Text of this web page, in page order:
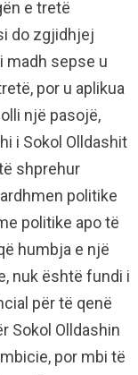
e tretë
do zgjidhjej
madh sepse u
por u aplikua
një pasojë,
i Sokol Olldashit
shprehur
politike
politike apo të
humbja e një
nuk është fundi i
për të qenë
Sokol Olldashin
por mbi të